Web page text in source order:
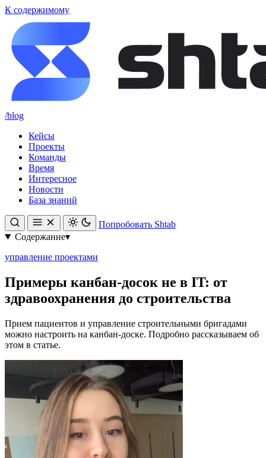
К содержимому
/blog
Кейсы
Проекты
Команды
Время
Интересное
Новости
База знаний
Попробовать Shtab
Содержание▾
управление проектами
Примеры канбан-досок не в IT: от
здравоохранения до строительства
Прием пациентов и управление строительными бригадами
можно настроить на канбан-доске. Подробно рассказываем об
этом в статье.